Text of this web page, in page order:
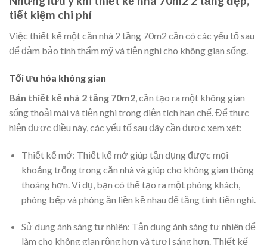
tiết kiệm chi phí
Việc thiết kế một căn nhà 2 tầng 70m2 cần có các yếu tố sau
để đảm bảo tính thẩm mỹ và tiện nghi cho không gian sống.
Tối ưu hóa không gian
Bản thiết kế nhà 2 tầng 70m2, cần tạo ra một không gian
sống thoải mái và tiện nghi trong diện tích hạn chế. Để thực
hiện được điều này, các yếu tố sau đây cần được xem xét:
Thiết kế mở: Thiết kế mở giúp tận dụng được mọi
khoảng trống trong căn nhà và giúp cho không gian thông
thoáng hơn. Ví dụ, bạn có thể tạo ra một phòng khách,
phòng bếp và phòng ăn liền kề nhau để tăng tính tiện nghi.
Sử dụng ánh sáng tự nhiên: Tận dụng ánh sáng tự nhiên để
làm cho không gian rộng hơn và tươi sáng hơn. Thiết kế